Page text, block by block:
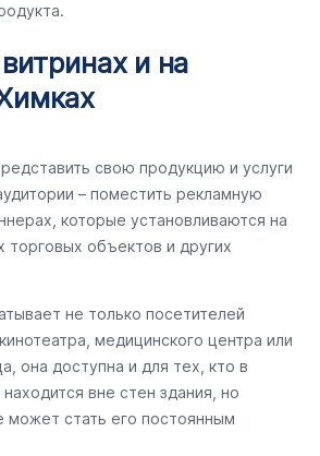
и на
свою продукцию и услуги
– поместить рекламную
которые установливаются на
торговых объектов и других
не только посетителей
медицинского центра или
она доступна и для тех, кто в
вне стен здания, но
может стать его постоянным